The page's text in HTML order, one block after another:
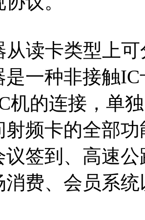
读卡类型上可
是一种非接触
机的连接，单
射频卡的全部
议签到、高速
消费、会员系